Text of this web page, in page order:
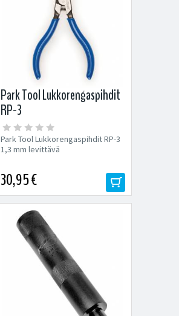
Park Tool Lukkorengaspihdit
RP-3
Park Tool Lukkorengaspihdit RP-3
1,3 mm levittävä
30,95 €